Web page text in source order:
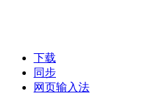
下载
同步
网页输入法